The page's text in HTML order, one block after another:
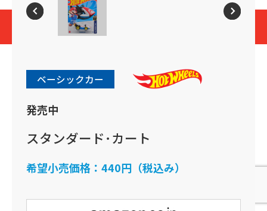
ベーシックカー
発売中
スタンダード･カート
希望小売価格：440円（税込み）